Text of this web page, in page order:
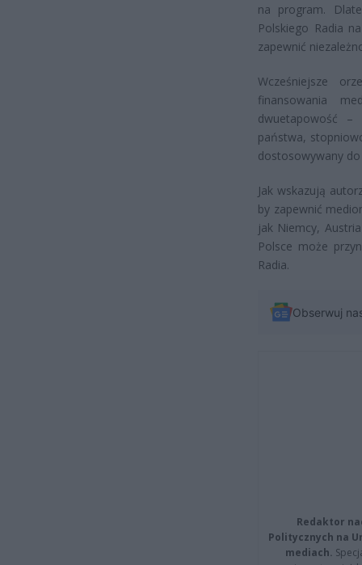
na program.
Polskiego Radia
zapewnić
Wcześniejsze
finansowania
dwuetapowość –
państwa,
dostosowywany
Jak wskazują
by zapewnić
jak Niemcy,
Polsce może
Radia.
Obserwuj
Redaktor
Politycznych na
mediach.